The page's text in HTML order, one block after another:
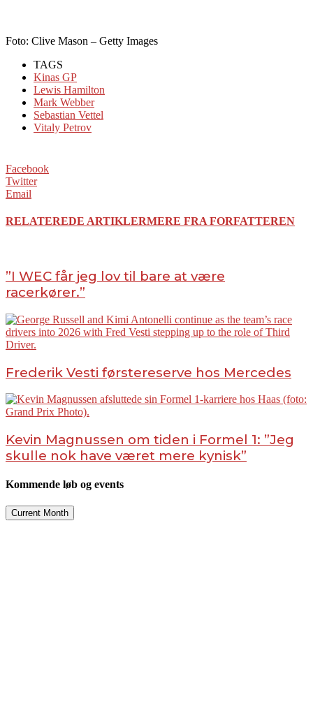
Foto: Clive Mason – Getty Images
TAGS
Kinas GP
Lewis Hamilton
Mark Webber
Sebastian Vettel
Vitaly Petrov
Facebook
Twitter
Email
RELATEREDE ARTIKLERMERE FRA FORFATTEREN
”I WEC får jeg lov til bare at være
racerkører.”
Frederik Vesti førstereserve hos Mercedes
Kevin Magnussen om tiden i Formel 1: ”Jeg
skulle nok have været mere kynisk”
Kommende løb og events
Current Month